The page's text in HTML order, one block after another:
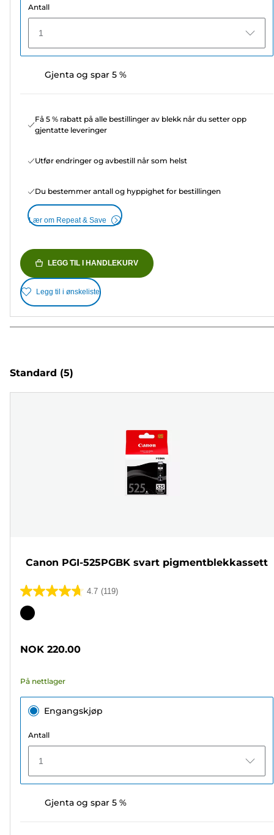
Antall
1
Gjenta og spar 5 %
Få 5 % rabatt på alle bestillinger av blekk når du setter opp
gjentatte leveringer
Utfør endringer og avbestill når som helst
Du bestemmer antall og hyppighet for bestillingen
Lær om Repeat & Save
LEGG TIL I HANDLEKURV
Legg til i ønskeliste
Standard (5)
Canon PGI-525PGBK svart pigmentblekkassett
4.7 (119)
4.7
av
119
Fargekassett
NOK 220.00
På nettlager
Engangskjøp
Antall
1
Gjenta og spar 5 %